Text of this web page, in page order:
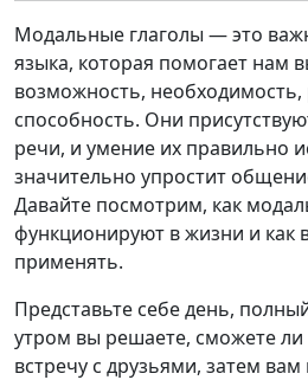
Модальные глаголы — это
языка, которая помогает нам
возможность,
способность. Они
речи, и умение их правильно
значительно упростит
Давайте посмотрим, как
функционируют в жизни и как
применять.
Представьте себе день,
утром вы решаете, сможете ли
встречу с друзьями, затем